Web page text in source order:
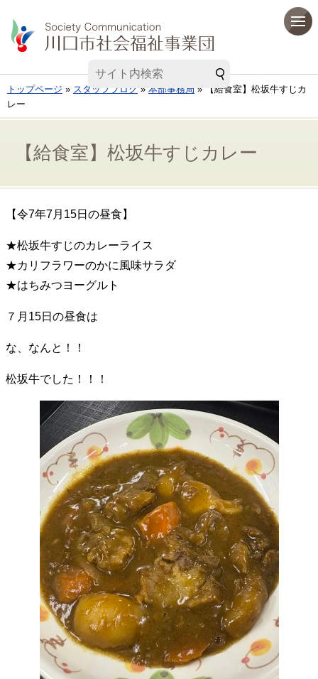
トップページ » スタッフブログ » 本部事務局 » 【給食室】松坂牛すじカ
レー
【給食室】松坂牛すじカレー
【令7年7月15日の昼食】
★松坂牛すじのカレーライス
★カリフラワーのかに風味サラダ
★はちみつヨーグルト
７月15日の昼食は
な、なんと！！
松坂牛でした！！！